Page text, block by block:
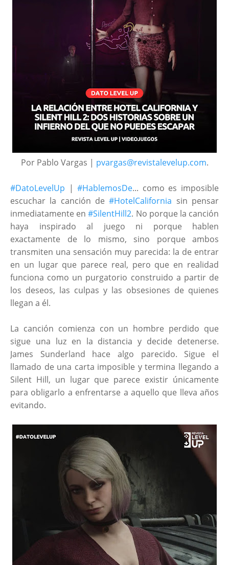
Por Pablo Vargas | pvargas@revistalevelup.com.
#DatoLevelUp |#HablemosDe... como es imposible
escuchar la canción de#HotelCalifornia sin pensar
inmediatamente en#SilentHill2. No porque la canción
haya inspirado al juego ni porque hablen
exactamente de lo mismo, sino porque ambos
transmiten una sensación muy parecida: la de entrar
en un lugar que parece real, pero que en realidad
funciona como un purgatorio construido a partir de
los deseos, las culpas y las obsesiones de quienes
llegan a él.
La canción comienza con un hombre perdido que
sigue una luz en la distancia y decide detenerse.
James Sunderland hace algo parecido. Sigue el
llamado de una carta imposible y termina llegando a
Silent Hill, un lugar que parece existir únicamente
para obligarlo a enfrentarse a aquello que lleva años
evitando.